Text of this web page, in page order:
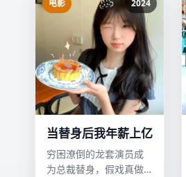
电影 2024
当替身后我年薪上亿
穷困潦倒的龙套演员成
为总裁替身，假戏真做